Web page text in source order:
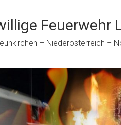
Feuerwehr
– Niederösterreich –